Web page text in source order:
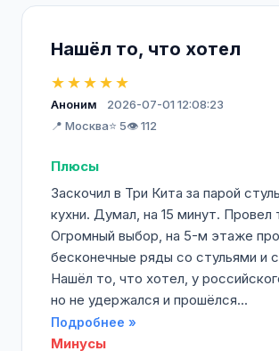
Нашёл то, что хотел
★★★★★
Аноним
2026-07-01 12:08:23
📍 Москва⭐ 5👁️ 112
Плюсы
Заскочил в Три Кита за парой
кухни. Думал, на 15 минут. Провел
Огромный выбор, на 5-м этаже
бесконечные ряды со стульями и
Нашёл то, что хотел, у
но не удержался и прошёлся...
Подробнее »
Минусы